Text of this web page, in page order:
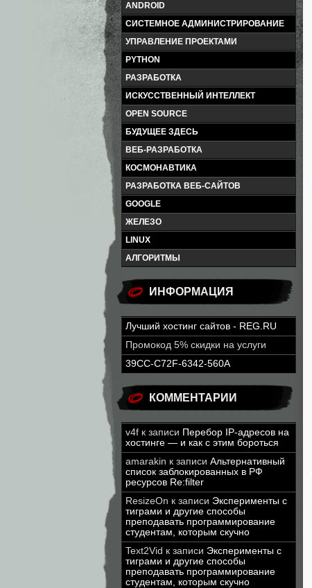
ANDROID
СИСТЕМНОЕ АДМИНИСТРИРОВАНИЕ
УПРАВЛЕНИЕ ПРОЕКТАМИ
PYTHON
РАЗРАБОТКА
ИСКУССТВЕННЫЙ ИНТЕЛЛЕКТ
OPEN SOURCE
БУДУЩЕЕ ЗДЕСЬ
ВЕБ-РАЗРАБОТКА
КОСМОНАВТИКА
РАЗРАБОТКА ВЕБ-САЙТОВ
GOOGLE
ЖЕЛЕЗО
LINUX
АЛГОРИТМЫ
ИНФОРМАЦИЯ
Лучший хостинг сайтов - REG.RU
Промокод 5% скидки на услуги
39CC-C72F-6342-560A
КОММЕНТАРИИ
v4f к записи Перебор IP-адресов на
хостинге — и как с этим бороться
amarakin к записи Альтернативный
список заблокированных в РФ
ресурсов Re:filter
ResizeOn к записи Эксперименты с
тиграми и другие способы
преподавать программирование
студентам, которым скучно
Text2Vid к записи Эксперименты с
тиграми и другие способы
преподавать программирование
студентам, которым скучно